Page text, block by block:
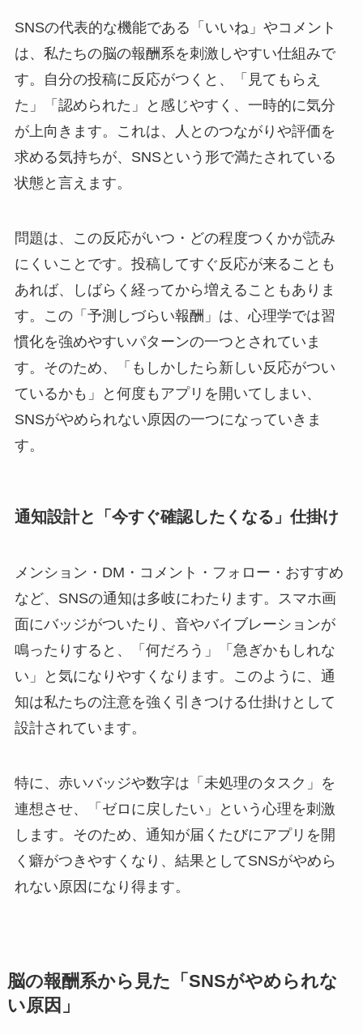
SNSの代表的な機能である「いいね」やコメント
は、私たちの脳の報酬系を刺激しやすい仕組みで
す。自分の投稿に反応がつくと、「見てもらえ
た」「認められた」と感じやすく、一時的に気分
が上向きます。これは、人とのつながりや評価を
求める気持ちが、SNSという形で満たされている
状態と言えます。
問題は、この反応がいつ・どの程度つくかが読み
にくいことです。投稿してすぐ反応が来ることも
あれば、しばらく経ってから増えることもありま
す。この「予測しづらい報酬」は、心理学では習
慣化を強めやすいパターンの一つとされていま
す。そのため、「もしかしたら新しい反応がつい
ているかも」と何度もアプリを開いてしまい、
SNSがやめられない原因の一つになっていきま
す。
通知設計と「今すぐ確認したくなる」仕掛け
メンション・DM・コメント・フォロー・おすすめ
など、SNSの通知は多岐にわたります。スマホ画
面にバッジがついたり、音やバイブレーションが
鳴ったりすると、「何だろう」「急ぎかもしれな
い」と気になりやすくなります。このように、通
知は私たちの注意を強く引きつける仕掛けとして
設計されています。
特に、赤いバッジや数字は「未処理のタスク」を
連想させ、「ゼロに戻したい」という心理を刺激
します。そのため、通知が届くたびにアプリを開
く癖がつきやすくなり、結果としてSNSがやめら
れない原因になり得ます。
脳の報酬系から見た「SNSがやめられな
い原因」